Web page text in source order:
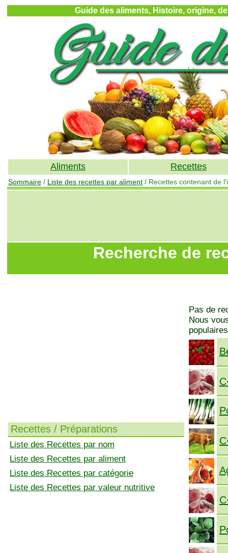
Guide des aliments, Histoire, origine,
Aliments Recettes
Sommaire / Liste des recettes par aliment / Recettes contenant de
Recherche de
Recettes / Préparations
Liste des Recettes par nom
Liste des Recettes par aliment
Liste des Recettes par catégorie
Liste des Recettes par valeur nutritive
Pas de
Nous